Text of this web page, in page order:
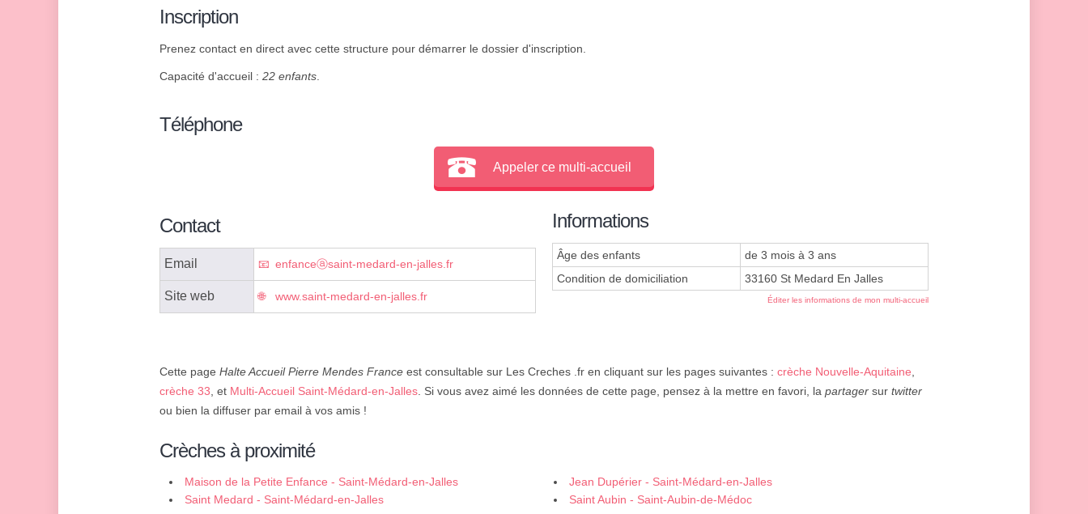
Inscription
Prenez contact en direct avec cette structure pour démarrer le dossier d'inscription.
Capacité d'accueil : 22 enfants.
Téléphone
Appeler ce multi-accueil
Contact
Email enfanceⓐsaint-medard-en-jalles.fr
Site web www.saint-medard-en-jalles.fr
Informations
Âge des enfants
de 3 mois à 3 ans
Condition de domiciliation
33160 St Medard En Jalles
Éditer les informations de mon multi-accueil
Cette page Halte Accueil Pierre Mendes France est consultable sur Les Creches .fr en cliquant sur les pages suivantes : crèche Nouvelle-Aquitaine,
crèche 33, et Multi-Accueil Saint-Médard-en-Jalles. Si vous avez aimé les données de cette page, pensez à la mettre en favori, la partager sur twitter
ou bien la diffuser par email à vos amis !
Crèches à proximité
Maison de la Petite Enfance - Saint-Médard-en-Jalles
Jean Dupérier - Saint-Médard-en-Jalles
Saint Medard - Saint-Médard-en-Jalles
Saint Aubin - Saint-Aubin-de-Médoc